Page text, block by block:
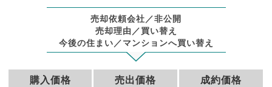
売却依頼会社／非公開
売却理由／買い替え
今後の住まい／マンションへ買い替え
購入価格 売出価格 成約価格